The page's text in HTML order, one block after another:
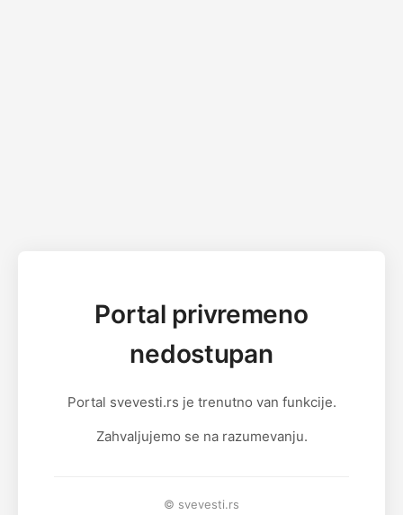
Portal privremeno
nedostupan
Portal svevesti.rs je trenutno van funkcije.
Zahvaljujemo se na razumevanju.
© svevesti.rs